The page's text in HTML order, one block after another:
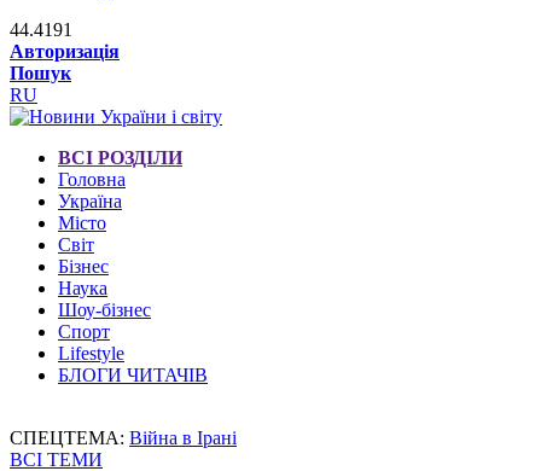
44.4191
Авторизація
Пошук
RU
ВСІ РОЗДІЛИ
Головна
Україна
Місто
Світ
Бізнес
Наука
Шоу-бізнес
Спорт
Lifestyle
БЛОГИ ЧИТАЧІВ
СПЕЦТЕМА: Війна в Ірані
ВСІ ТЕМИ